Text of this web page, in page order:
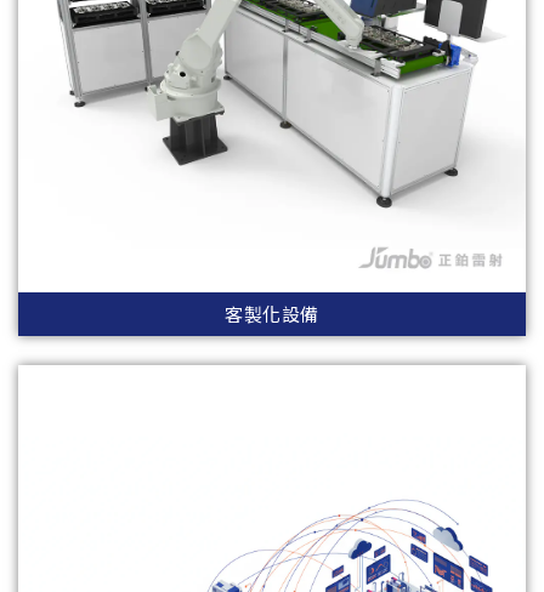
客製化設備